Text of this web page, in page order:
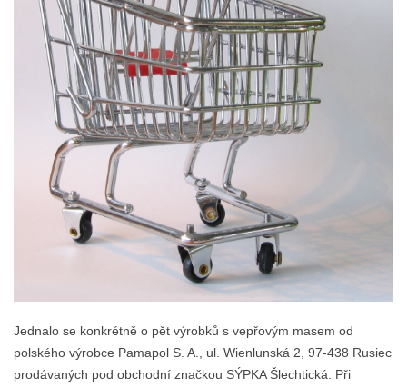
Jednalo se konkrétně o pět výrobků s vepřovým masem od
polského výrobce Pamapol S. A., ul. Wienlunská 2, 97-438 Rusiec
prodávaných pod obchodní značkou SÝPKA Šlechtická. Při